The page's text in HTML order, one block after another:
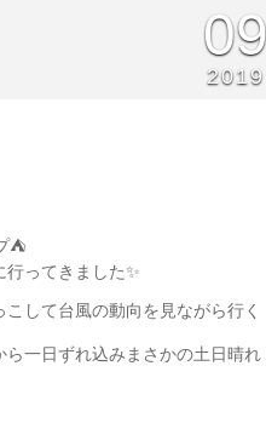
2019
⛺️
ってきました✨
して台風の動向を見ながら行く
一日ずれ込みまさかの土日晴れ